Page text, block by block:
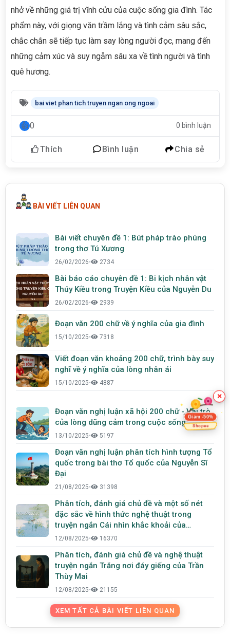
nhở về những giá trị vĩnh cửu của cuộc sống gia đình. Tác
phẩm này, với giọng văn trầm lắng và tình cảm sâu sắc,
chắc chắn sẽ tiếp tục làm say lòng người đọc, mang đến
những cảm xúc và suy ngẫm sâu xa về tình người và tình
quê hương.
bai viet phan tich truyen ngan ong ngoai
0 0 bình luận
Thích Bình luận Chia sẻ
BÀI VIẾT LIÊN QUAN
Bài viết chuyên đề 1: Bút pháp trào phúng
trong thơ Tú Xương
26/02/2026• 2734
Bài báo cáo chuyên đề 1: Bi kịch nhân vật
Thúy Kiều trong Truyện Kiều của Nguyễn Du
26/02/2026• 2939
Đoạn văn 200 chữ về ý nghĩa của gia đình
15/10/2025• 7318
Viết đoạn văn khoảng 200 chữ, trình bày suy
nghĩ về ý nghĩa của lòng nhân ái
15/10/2025• 4887
Đoạn văn nghị luận xã hội 200 chữ - Vai trò
của lòng dũng cảm trong cuộc sống
13/10/2025• 5197
Đoạn văn nghị luận phân tích hình tượng Tổ
quốc trong bài thơ Tổ quốc của Nguyễn Sĩ
Đại
21/08/2025• 31398
Phân tích, đánh giá chủ đề và một số nét
đặc sắc về hình thức nghệ thuật trong
truyện ngắn Cái nhìn khắc khoải của
Nguyễn Ngọc Tư
12/08/2025• 16370
Phân tích, đánh giá chủ đề và nghệ thuật
truyện ngắn Trăng nơi đáy giếng của Trần
Thùy Mai
12/08/2025• 21155
XEM TẤT CẢ BÀI VIẾT LIÊN QUAN
×
Giảm -50%
Shopee